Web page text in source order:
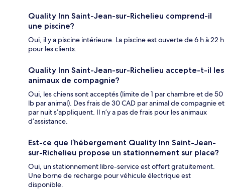
Quality Inn Saint-Jean-sur-Richelieu comprend-il
une piscine?
Oui, il y a piscine intérieure. La piscine est ouverte de 6 h à 22 h
pour les clients.
Quality Inn Saint-Jean-sur-Richelieu accepte-t-il les
animaux de compagnie?
Oui, les chiens sont acceptés (limite de 1 par chambre et de 50
lb par animal). Des frais de 30 CAD par animal de compagnie et
par nuit s’appliquent. Il n’y a pas de frais pour les animaux
d’assistance.
Est-ce que l’hébergement Quality Inn Saint-Jean-
sur-Richelieu propose un stationnement sur place?
Oui, un stationnement libre-service est offert gratuitement.
Une borne de recharge pour véhicule électrique est
disponible.